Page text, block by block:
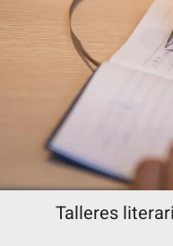
Talleres
Del 08 de